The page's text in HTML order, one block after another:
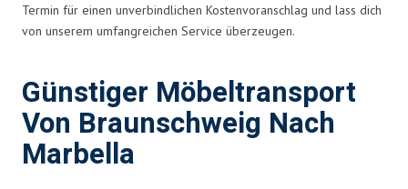
Termin für einen unverbindlichen Kostenvoranschlag und lass dich
von unserem umfangreichen Service überzeugen.
Günstiger Möbeltransport
Von Braunschweig Nach
Marbella